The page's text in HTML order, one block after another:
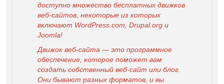
доступно множество бесплатных движков
веб-сайтов, некоторые из которых
включают WordPress.com, Drupal.org и
Joomla!
Движок веб-сайта — это программное
обеспечение, которое поможет вам
создать собственный веб-сайт или блог.
Они бывают разных форматов, и вы